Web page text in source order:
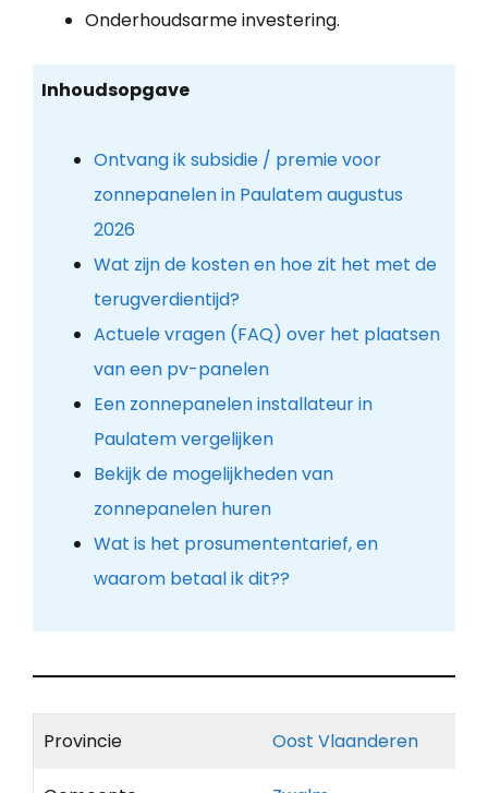
Onderhoudsarme investering.
Inhoudsopgave
Ontvang ik subsidie / premie voor
zonnepanelen in Paulatem augustus
2026
Wat zijn de kosten en hoe zit het met de
terugverdientijd?
Actuele vragen (FAQ) over het plaatsen
van een pv-panelen
Een zonnepanelen installateur in
Paulatem vergelijken
Bekijk de mogelijkheden van
zonnepanelen huren
Wat is het prosumententarief, en
waarom betaal ik dit??
Provincie Oost Vlaanderen